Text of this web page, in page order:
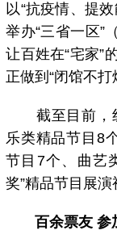
以“抗疫情、提
举办“三省一区”
让百姓在“宅家”
正做到“闭馆不打
截至目前，线
乐类精品节目8
节目7个、曲艺
奖”精品节目展演
百余票友 参